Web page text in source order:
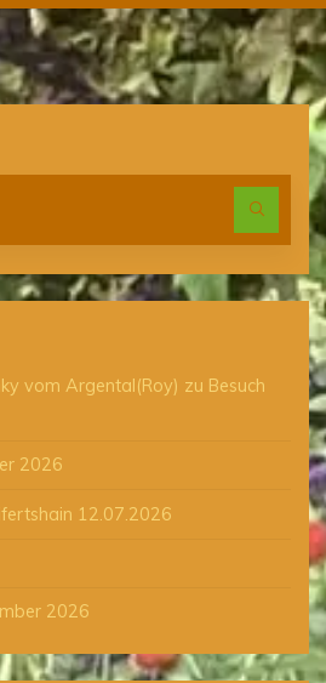
vom Argental(Roy) zu Besuch
2026
12.07.2026
2026